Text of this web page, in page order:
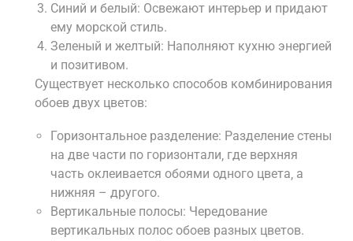
Синий и белый: Освежают интерьер и придают
ему морской стиль.
Зеленый и желтый: Наполняют кухню энергией
и позитивом.
Существует несколько способов комбинирования
обоев двух цветов:
Горизонтальное разделение: Разделение стены
на две части по горизонтали‚ где верхняя
часть оклеивается обоями одного цвета‚ а
нижняя – другого.
Вертикальные полосы: Чередование
вертикальных полос обоев разных цветов.